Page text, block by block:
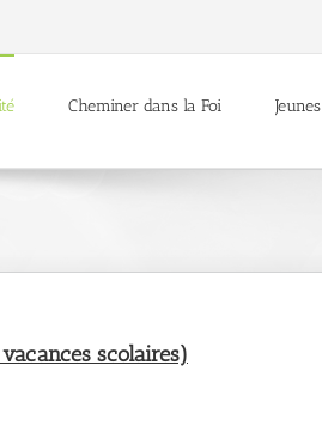
Cheminer dans la Foi Jeunes
scolaires)